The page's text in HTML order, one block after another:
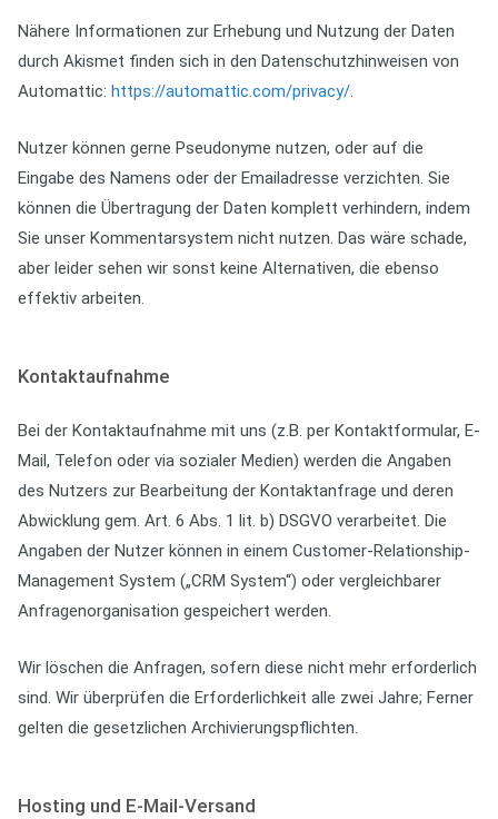
Nähere Informationen zur Erhebung und Nutzung der Daten
durch Akismet finden sich in den Datenschutzhinweisen von
Automattic: https://automattic.com/privacy/.
Nutzer können gerne Pseudonyme nutzen, oder auf die
Eingabe des Namens oder der Emailadresse verzichten. Sie
können die Übertragung der Daten komplett verhindern, indem
Sie unser Kommentarsystem nicht nutzen. Das wäre schade,
aber leider sehen wir sonst keine Alternativen, die ebenso
effektiv arbeiten.
Kontaktaufnahme
Bei der Kontaktaufnahme mit uns (z.B. per Kontaktformular, E-
Mail, Telefon oder via sozialer Medien) werden die Angaben
des Nutzers zur Bearbeitung der Kontaktanfrage und deren
Abwicklung gem. Art. 6 Abs. 1 lit. b) DSGVO verarbeitet. Die
Angaben der Nutzer können in einem Customer-Relationship-
Management System („CRM System“) oder vergleichbarer
Anfragenorganisation gespeichert werden.
Wir löschen die Anfragen, sofern diese nicht mehr erforderlich
sind. Wir überprüfen die Erforderlichkeit alle zwei Jahre; Ferner
gelten die gesetzlichen Archivierungspflichten.
Hosting und E-Mail-Versand